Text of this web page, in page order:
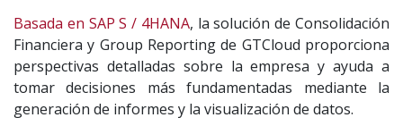
Basada en SAP S / 4HANA, la solución de Consolidación
Financiera y Group Reporting de GTCloud proporciona
perspectivas detalladas sobre la empresa y ayuda a
tomar decisiones más fundamentadas mediante la
generación de informes y la visualización de datos.